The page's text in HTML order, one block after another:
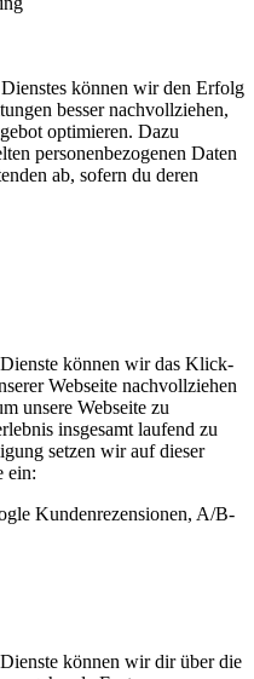
können wir den Erfolg
besser nachvollziehen,
optimieren. Dazu
personenbezogenen Daten
ab, sofern du deren
können wir das Klick-
Webseite nachvollziehen
unsere Webseite zu
insgesamt laufend zu
setzen wir auf dieser
ein:
Kundenrezensionen, A/B-
können wir dir über die